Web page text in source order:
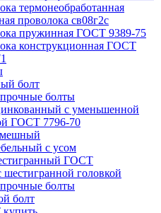
термонеобработанная
проволока св08г2с
пружинная ГОСТ 9389-75
конструкционная ГОСТ
болт
болты
с уменьшенной
ГОСТ 7796-70
с усом
ГОСТ
шестигранной головкой
болты
болт